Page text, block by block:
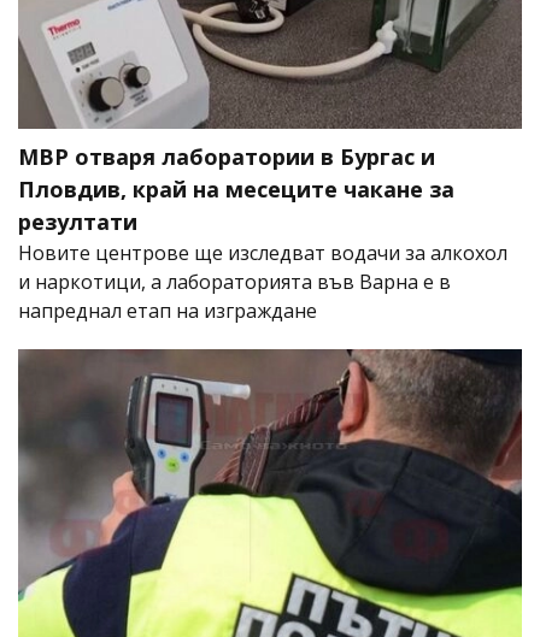
МВР отваря лаборатории в Бургас и
Пловдив, край на месеците чакане за
резултати
Новите центрове ще изследват водачи за алкохол
и наркотици, а лабораторията във Варна е в
напреднал етап на изграждане